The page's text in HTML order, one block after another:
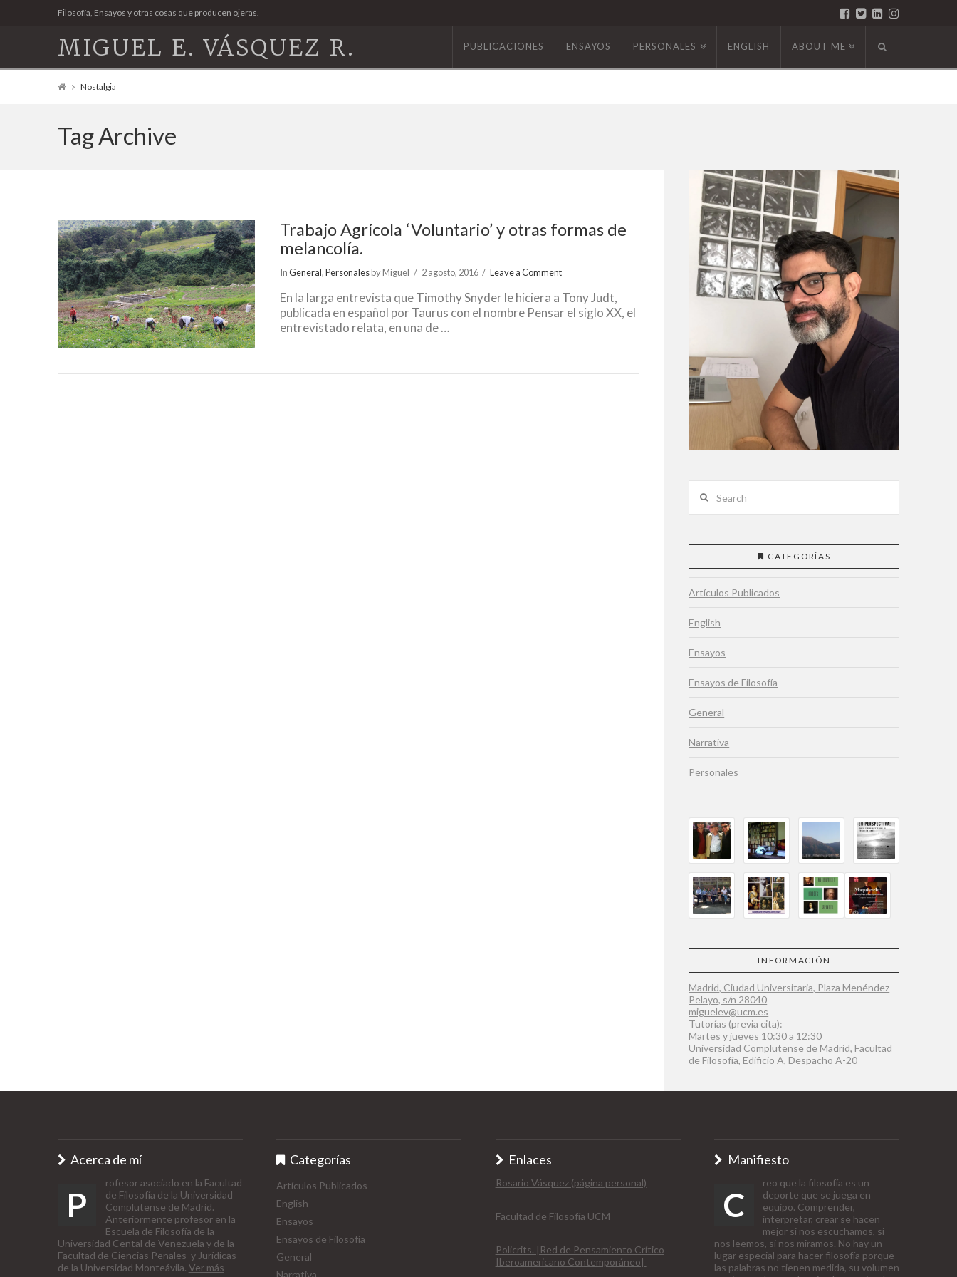
Filosofía, Ensayos y otras cosas que producen ojeras.
MIGUEL E. VÁSQUEZ R. PUBLICACIONES ENSAYOS PERSONALES ENGLISH ABOUT ME
Nostalgia
Tag Archive
Trabajo Agrícola ‘Voluntario’ y otras formas de
melancolía.
InGeneral,Personalesby Miguel 2 agosto, 2016 Leave a Comment
En la larga entrevista que Timothy Snyder le hiciera a Tony Judt,
publicada en español por Taurus con el nombre Pensar el siglo XX, el
entrevistado relata, en una de …
CATEGORÍAS
Artículos Publicados
English
Ensayos
Ensayos de Filosofía
General
Narrativa
Personales
INFORMACIÓN
Madrid, Ciudad Universitaria, Plaza Menéndez
Pelayo, s/n 28040
miguelev@ucm.es
Tutorías (previa cita):
Martes y jueves 10:30 a 12:30
Universidad Complutense de Madrid, Facultad
de Filosofía, Edificio A, Despacho A-20
Acerca de mí
P
rofesor asociado en la Facultad
de Filosofía de la Universidad
Complutense de Madrid.
Anteriormente profesor en la
Escuela de Filosofía de la
Universidad Cental de Venezuela y de la
Facultad de Ciencias Penales y Jurídicas
de la Universidad Monteávila. Ver más
Categorías
Artículos Publicados
English
Ensayos
Ensayos de Filosofía
General
Narrativa
Enlaces
Rosario Vásquez (página personal)
Facultad de Filosofía UCM
Policrits. |Red de Pensamiento Crítico
Iberoamericano Contemporáneo|
Manifiesto
C
reo que la filosofía es un
deporte que se juega en
equipo. Comprender,
interpretar, crear se hacen
mejor si nos escuchamos, si
nos leemos, si nos miramos. No hay un
lugar especial para hacer filosofía porque
las palabras no tienen medida, su volumen